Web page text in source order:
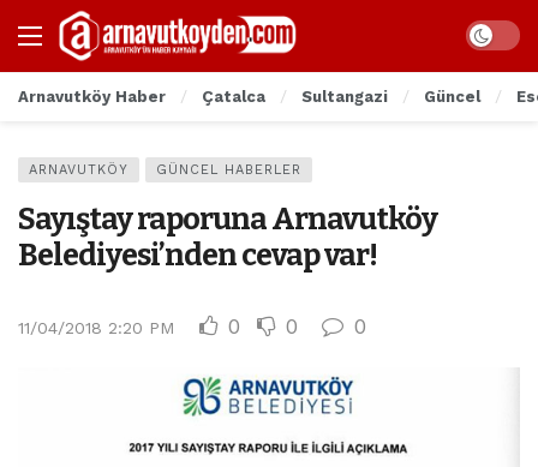
Arnavutköy Haber Çatalca Sultangazi Güncel
ARNAVUTKÖY GÜNCEL HABERLER
Sayıştay raporuna Arnavutköy
Belediyesi’nden cevap var!
11/04/2018 2:20 PM 0 0 0